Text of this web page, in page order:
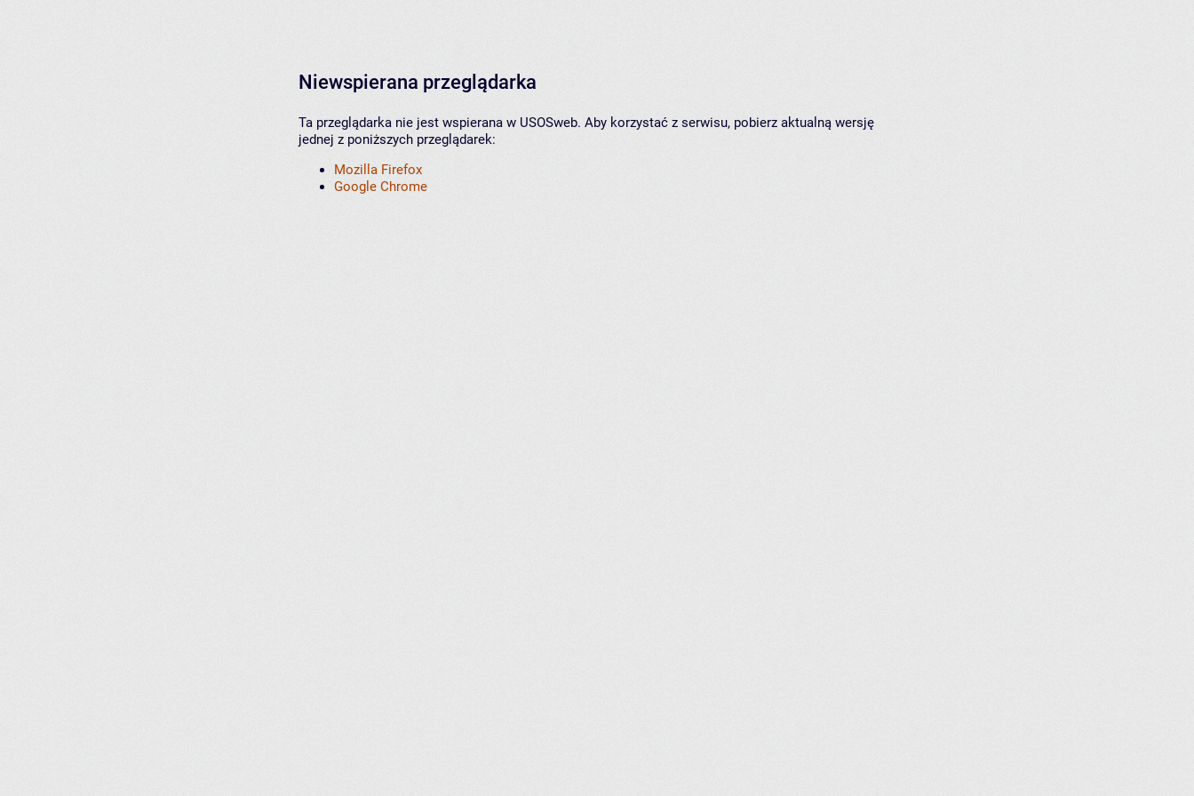
Niewspierana przeglądarka
Ta przeglądarka nie jest wspierana w USOSweb. Aby korzystać z serwisu, pobierz aktualną wersję
jednej z poniższych przeglądarek:
Mozilla Firefox
Google Chrome